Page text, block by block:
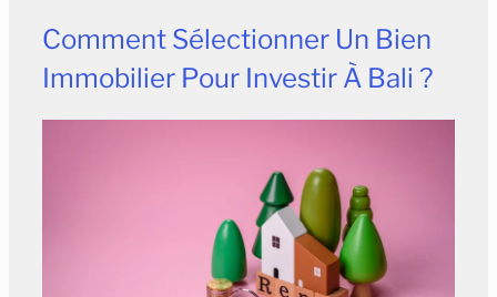
Comment Sélectionner Un Bien
Immobilier Pour Investir À Bali ?